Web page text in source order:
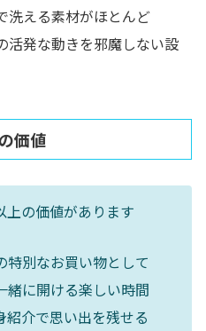
洗える素材がほとんど
活発な動きを邪魔しない設
価値
上の価値があります
特別なお買い物として
緒に開ける楽しい時間
紹介で思い出を残せる